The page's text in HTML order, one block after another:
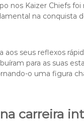
nos Kaizer Chiefs foi
na conquista
aos seus reflexos
para as suas
o uma figura
carreira